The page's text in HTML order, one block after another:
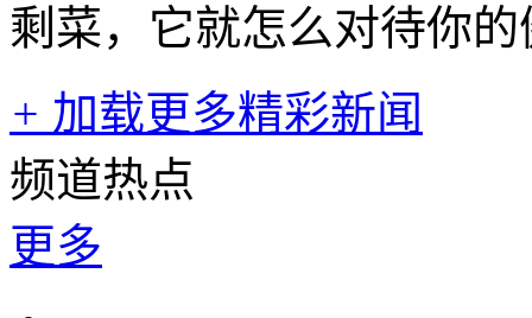
剩菜，它就怎么对待你的
+ 加载更多精彩新闻
频道热点
更多